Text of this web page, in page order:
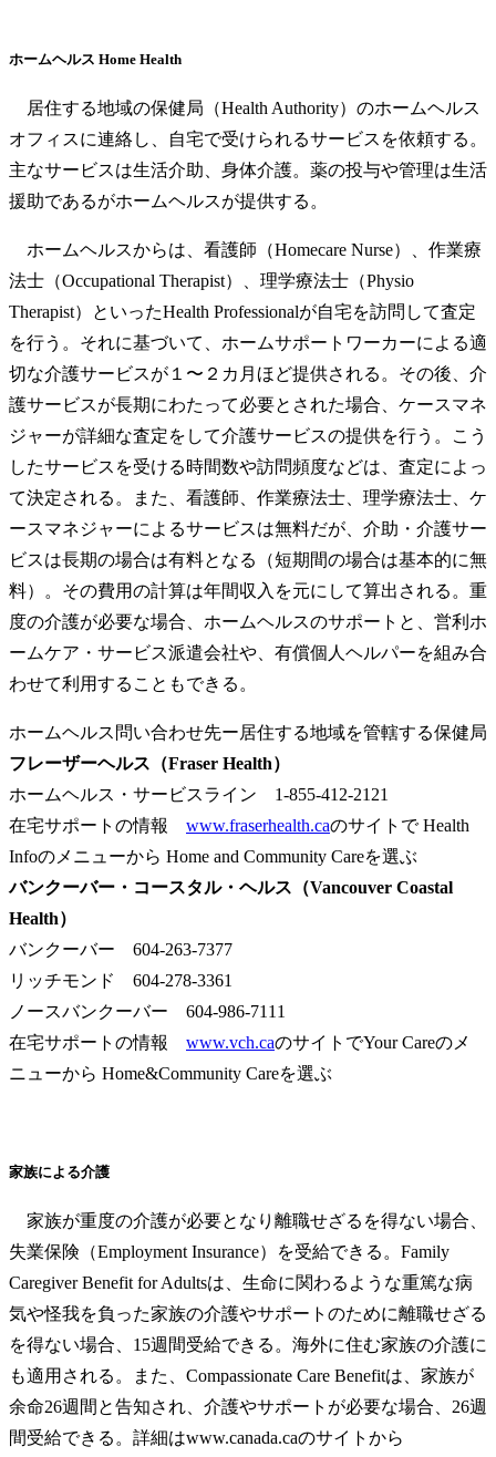
ホームヘルス Home Health
居住する地域の保健局（Health Authority）のホームヘルス
オフィスに連絡し、自宅で受けられるサービスを依頼する。
主なサービスは生活介助、身体介護。薬の投与や管理は生活
援助であるがホームヘルスが提供する。
ホームヘルスからは、看護師（Homecare Nurse）、作業療
法士（Occupational Therapist）、理学療法士（Physio
Therapist）といったHealth Professionalが自宅を訪問して査定
を行う。それに基づいて、ホームサポートワーカーによる適
切な介護サービスが１〜２カ月ほど提供される。その後、介
護サービスが長期にわたって必要とされた場合、ケースマネ
ジャーが詳細な査定をして介護サービスの提供を行う。こう
したサービスを受ける時間数や訪問頻度などは、査定によっ
て決定される。また、看護師、作業療法士、理学療法士、ケ
ースマネジャーによるサービスは無料だが、介助・介護サー
ビスは長期の場合は有料となる（短期間の場合は基本的に無
料）。その費用の計算は年間収入を元にして算出される。重
度の介護が必要な場合、ホームヘルスのサポートと、営利ホ
ームケア・サービス派遣会社や、有償個人ヘルパーを組み合
わせて利用することもできる。
ホームヘルス問い合わせ先ー居住する地域を管轄する保健局
フレーザーヘルス（Fraser Health）
ホームヘルス・サービスライン 1-855-412-2121
在宅サポートの情報 www.fraserhealth.caのサイトで Health
Infoのメニューから Home and Community Careを選ぶ
バンクーバー・コースタル・ヘルス（Vancouver Coastal
Health）
バンクーバー 604-263-7377
リッチモンド 604-278-3361
ノースバンクーバー 604-986-7111
在宅サポートの情報 www.vch.caのサイトでYour Careのメ
ニューから Home&Community Careを選ぶ
家族による介護
家族が重度の介護が必要となり離職せざるを得ない場合、
失業保険（Employment Insurance）を受給できる。Family
Caregiver Benefit for Adultsは、生命に関わるような重篤な病
気や怪我を負った家族の介護やサポートのために離職せざる
を得ない場合、15週間受給できる。海外に住む家族の介護に
も適用される。また、Compassionate Care Benefitは、家族が
余命26週間と告知され、介護やサポートが必要な場合、26週
間受給できる。詳細はwww.canada.caのサイトから